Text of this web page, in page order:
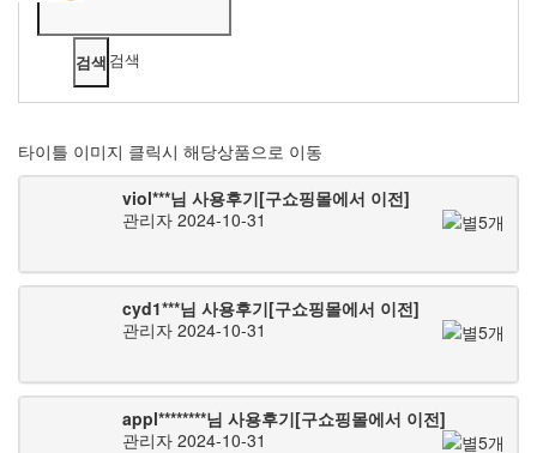
검색
타이틀 이미지 클릭시 해당상품으로 이동
viol***님 사용후기[구쇼핑몰에서 이전]
관리자 2024-10-31
cyd1***님 사용후기[구쇼핑몰에서 이전]
관리자 2024-10-31
appl********님 사용후기[구쇼핑몰에서 이전]
관리자 2024-10-31